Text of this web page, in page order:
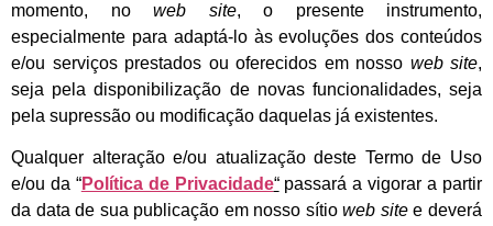
momento, no web site, o presente instrumento,
especialmente para adaptá-lo às evoluções dos conteúdos
e/ou serviços prestados ou oferecidos em nosso web site,
seja pela disponibilização de novas funcionalidades, seja
pela supressão ou modificação daquelas já existentes.
Qualquer alteração e/ou atualização deste Termo de Uso
e/ou da “Política de Privacidade“passará a vigorar a partir
da data de sua publicação em nosso sítioweb sitee deverá